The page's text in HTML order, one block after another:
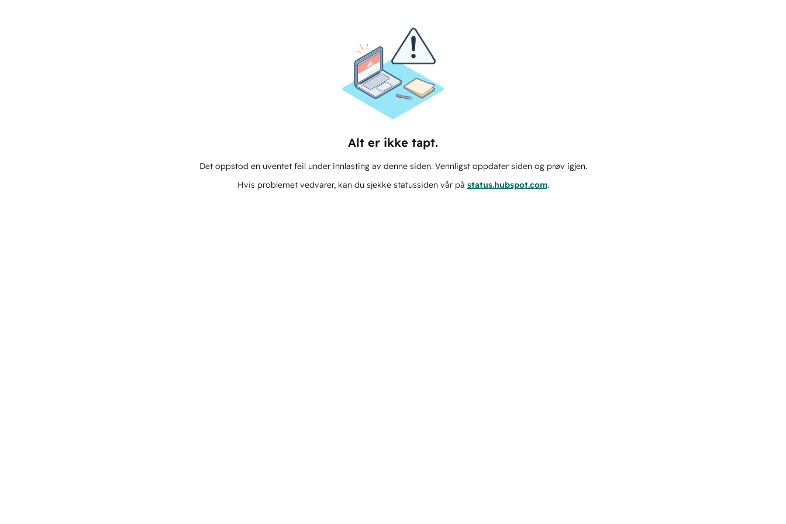
Alt er ikke tapt.
Det oppstod en uventet feil under innlasting av denne siden. Vennligst oppdater siden og prøv igjen.
Hvis problemet vedvarer, kan du sjekke statussiden vår på status.hubspot.com.